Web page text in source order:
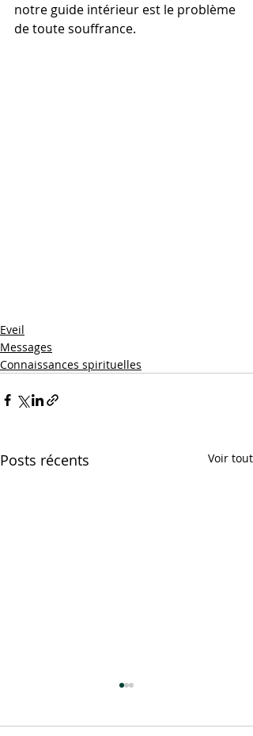
notre guide intérieur est le problème
de toute souffrance.
Eveil
Messages
Connaissances spirituelles
Posts récents Voir tout